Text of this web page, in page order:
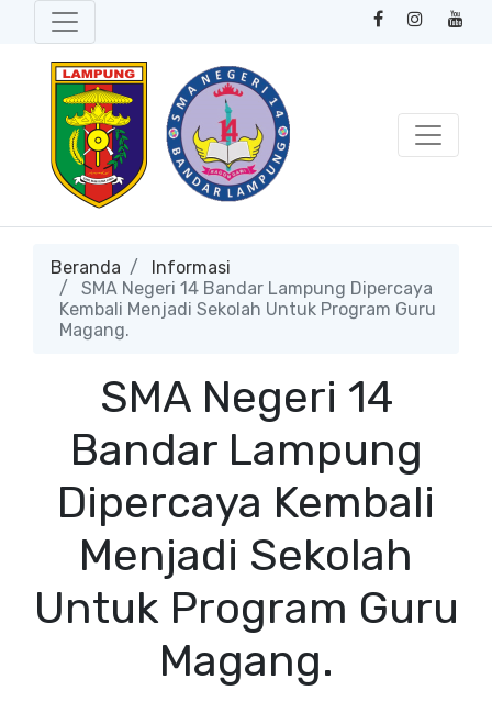
Beranda
Informasi
SMA Negeri 14 Bandar Lampung Dipercaya
Kembali Menjadi Sekolah Untuk Program Guru
Magang.
SMA Negeri 14
Bandar Lampung
Dipercaya Kembali
Menjadi Sekolah
Untuk Program Guru
Magang.